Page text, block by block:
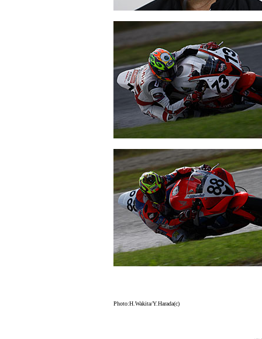
Photo:H.Wakita/Y.Harada(c)